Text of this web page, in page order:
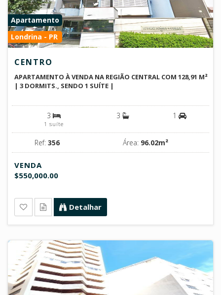
Apartamento
Londrina - PR
CENTRO
APARTAMENTO À VENDA NA REGIÃO CENTRAL COM 128,91 M²
| 3 DORMITS., SENDO 1 SUÍTE |
3
1 suíte
3 1
Ref: 356 Área: 96.02m²
VENDA
$550,000.00
Detalhar